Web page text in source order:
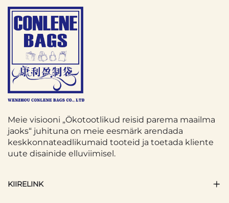
Meie visiooni „Ökotootlikud reisid parema maailma
jaoks“ juhituna on meie eesmärk arendada
keskkonnateadlikumaid tooteid ja toetada kliente
uute disainide elluviimisel.
KIIRELINK